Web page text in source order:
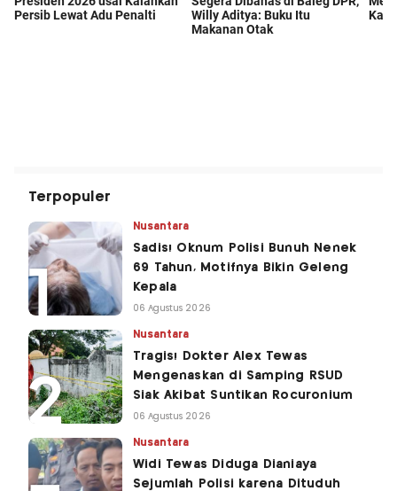
Terpopuler
Nusantara
Sadis! Oknum Polisi Bunuh Nenek
69 Tahun, Motifnya Bikin Geleng
Kepala
06 Agustus 2026
Nusantara
Tragis! Dokter Alex Tewas
Mengenaskan di Samping RSUD
Siak Akibat Suntikan Rocuronium
06 Agustus 2026
Nusantara
Widi Tewas Diduga Dianiaya
Sejumlah Polisi karena Dituduh